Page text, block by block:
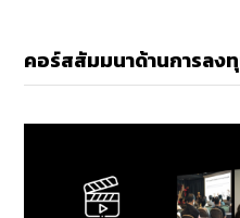
คอร์สสัมมนาด้านการลง